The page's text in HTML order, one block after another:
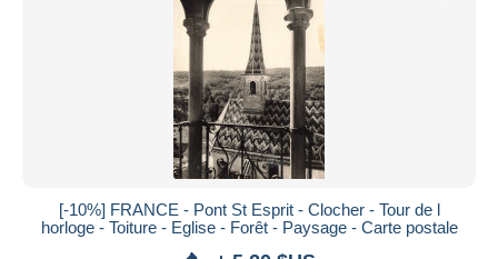
[-10%] FRANCE - Pont St Esprit - Clocher - Tour de l
horloge - Toiture - Eglise - Forêt - Paysage - Carte postale